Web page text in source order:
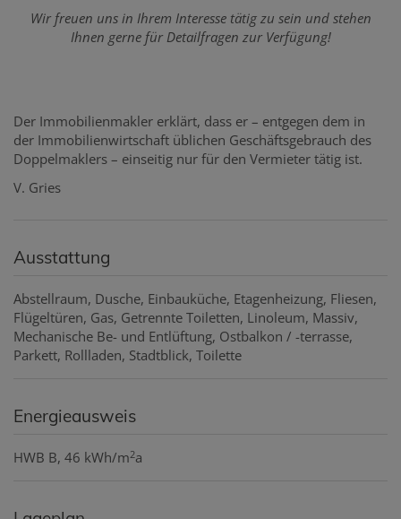
Wir freuen uns in Ihrem Interesse tätig zu sein und stehen
Ihnen gerne für Detailfragen zur Verfügung!
Der Immobilienmakler erklärt, dass er – entgegen dem in
der Immobilienwirtschaft üblichen Geschäftsgebrauch des
Doppelmaklers – einseitig nur für den Vermieter tätig ist.
V. Gries
Ausstattung
Abstellraum Dusche Einbauküche Etagenheizung Fliesen
Flügeltüren Gas Getrennte Toiletten Linoleum Massiv
Mechanische Be- und Entlüftung Ostbalkon / -terrasse
Parkett Rollladen Stadtblick Toilette
Energieausweis
HWB B, 46 kWh/m2a